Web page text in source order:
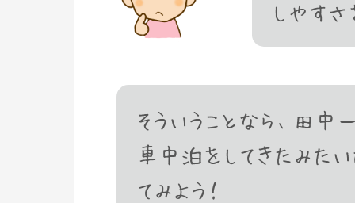
しやす
そういうことなら、田
車中泊をしてきたみた
てみよう！